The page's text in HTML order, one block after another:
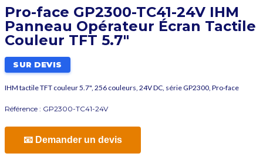
Pro-face GP2300-TC41-24V IHM
Panneau Opérateur Écran Tactile
Couleur TFT 5.7″
SUR DEVIS
IHM tactile TFT couleur 5.7", 256 couleurs, 24V DC, série GP2300, Pro-face
Référence : GP2300-TC41-24V
📧 Demander un devis